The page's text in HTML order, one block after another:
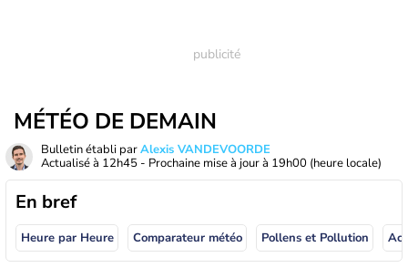
MÉTÉO DE DEMAIN
Bulletin établi parAlexis VANDEVOORDE
Actualisé à 12h45 - Prochaine mise à jour à 19h00 (heure locale)
En bref
Heure par Heure Comparateur météo Pollens et Pollution